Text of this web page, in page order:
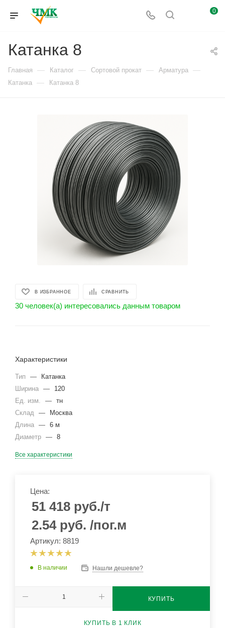
0
Катанка 8
Главная — Каталог — Сортовой прокат — Арматура —
Катанка — Катанка 8
В ИЗБРАННОЕ СРАВНИТЬ
30 человек(а) интересовались данным товаром
Характеристики
Тип —
Катанка
Ширина —
120
Ед. изм.
— тн
Склад —
Москва
Длина — 6 м
Диаметр — 8
Все характеристики
Цена:
51 418 руб./т
2.54 руб. /пог.м
Артикул: 8819
В наличии Нашли дешевле?
КУПИТЬ
КУПИТЬ В 1 КЛИК